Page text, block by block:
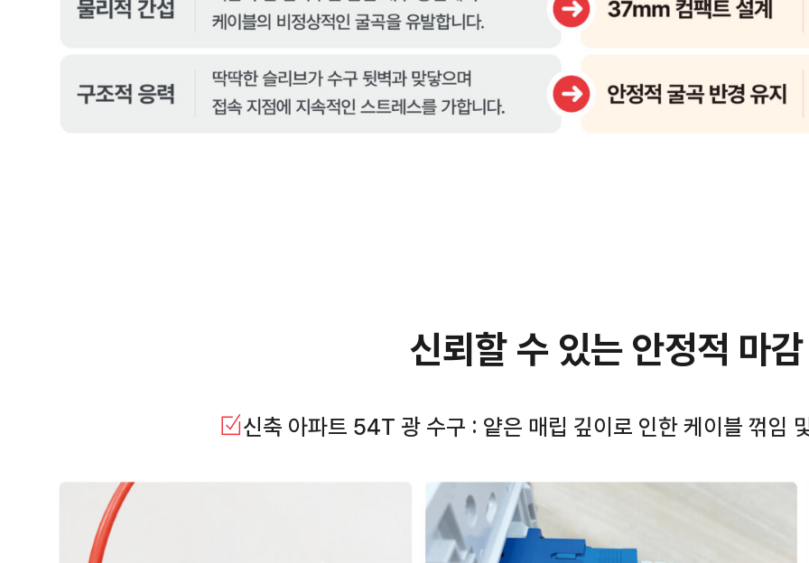
신뢰할 수 있는 안정적 마감
신축 아파트 54T 광 수구 : 얕은 매립 깊이로 인한 케이블 꺾임